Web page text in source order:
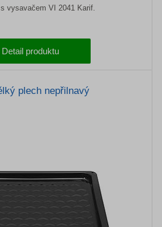
vysavačem VI 2041 Karif.
Detail produktu
plech nepřilnavý